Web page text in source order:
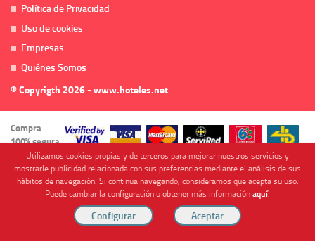
Política de Privacidad
Uso de cookies
Empresas
Quiénes Somos
© Copyrigth 2026 - www.hoteles.net
Compra
100% segura
Cofinanciado por
Utilizamos cookies propias y de terceros para mejorar nuestros servicios y
mostrarle publicidad relacionada con sus preferencias mediante el análisis de sus
hábitos de navegación. Si continua navegando, consideramos que acepta su uso.
Puede cambiar la configuración u obtener más informaciónaquí.